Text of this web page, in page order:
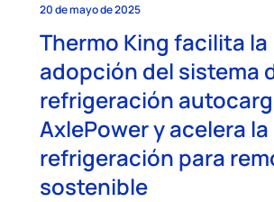
20 de mayo de 2025
Thermo King facilita la
adopción del sistema
refrigeración
AxlePower y acelera la
refrigeración para
sostenible